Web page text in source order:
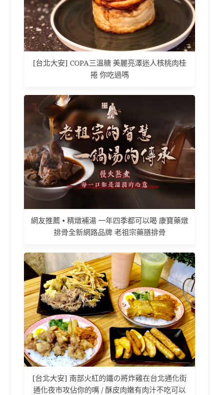
[台北大安] COPA三溫糖 美麗亮澤迷人核桃肉桂
捲 你吃過嗎
網友推薦 • 精燉補湯 一年四季都可以喝 康寶藥燉
排骨全新網路品牌 老祖宗藥膳排骨
[台北大安] 南部火紅的鐵の將炸雞在台北通化街
通化夜市攻佔你的嘴 / 酥皮肉嫩有肉汁不吃可以